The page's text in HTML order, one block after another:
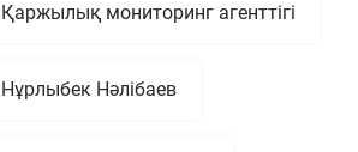
Қаржылық мониторинг агенттігі
Нұрлыбек Нәлібаев